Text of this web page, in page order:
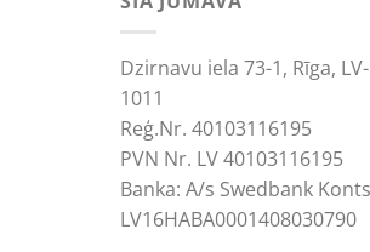
Dzirnavu iela 73-1, Rīga, LV-
1011
Reģ.Nr. 40103116195
PVN Nr. LV 40103116195
Banka: A/s Swedbank
LV16HABA0001408030790